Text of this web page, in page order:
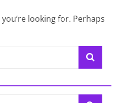
looking for. Perhaps